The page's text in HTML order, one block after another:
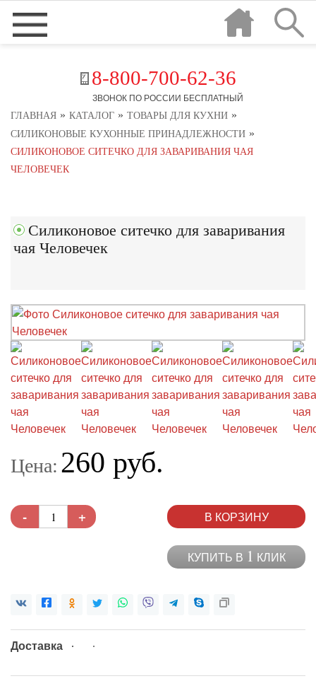
8-800-700-62-36
ЗВОНОК ПО РОССИИ БЕСПЛАТНЫЙ
ГЛАВНАЯ » КАТАЛОГ » ТОВАРЫ ДЛЯ КУХНИ »
СИЛИКОНОВЫЕ КУХОННЫЕ ПРИНАДЛЕЖНОСТИ »
СИЛИКОНОВОЕ СИТЕЧКО ДЛЯ ЗАВАРИВАНИЯ ЧАЯ
ЧЕЛОВЕЧЕК
Силиконовое ситечко для заваривания
чая Человечек
Цена: 260 руб.
- + В КОРЗИНУ
КУПИТЬ В 1 КЛИК
Доставка